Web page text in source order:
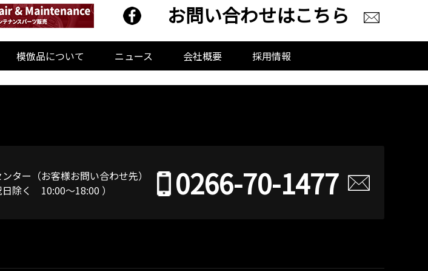
お問い合わせはこちら
模倣品について ニュース 会社概要
採用情報
ター（お客様お問い合わせ先）
日除く 10:00～18:00 ）
0266-70-1477